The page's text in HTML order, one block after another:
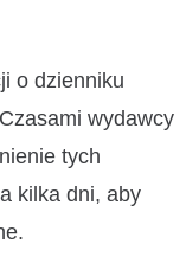
o dzienniku
wydawcy
tych
kilka dni, aby